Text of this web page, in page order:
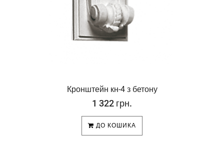
Кронштейн кн-4 з бетону
1 322 грн.
ДО КОШИКА